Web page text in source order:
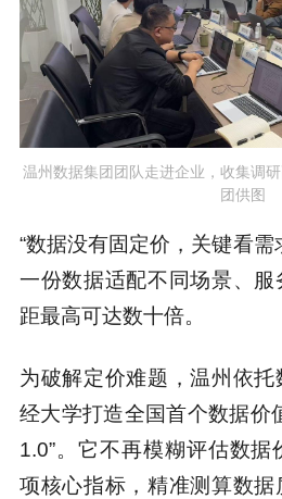
温州数据集团团队走进企业，收集调
团供图
“数据没有固定价，关键看需
一份数据适配不同场景、
距最高可达数十倍。
为破解定价难题，温州依
经大学打造全国首个数据价
1.0”。它不再模糊评估数
项核心指标，精准测算数据